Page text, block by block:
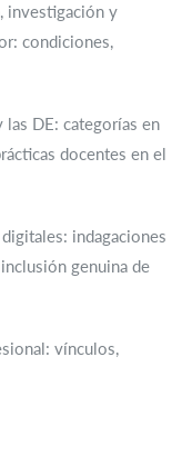
investigación y
condiciones,
DE: categorías en
docentes en el
indagaciones
genuina de
vínculos,